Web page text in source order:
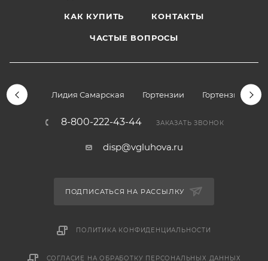
КАК КУПИТЬ КОНТАКТЫ
ЧАСТЫЕ ВОПРОСЫ
Лидия Самарская Гортензии Гортензии
8-800-222-43-44 ЗАКАЗАТЬ ЗВОНОК
disp@vgluhova.ru
ПОДПИСАТЬСЯ НА РАССЫЛКУ
ПОЛИТИКА КОНФИДЕНЦИАЛЬНОСТИ
СОГЛАСИЕ НА ОБРАБОТКУ ПЕРСОНАЛЬНЫХ ДАННЫХ